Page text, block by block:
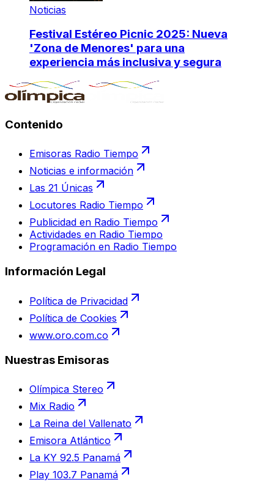
Noticias
Festival Estéreo Picnic 2025: Nueva
'Zona de Menores' para una
experiencia más inclusiva y segura
Contenido
Emisoras Radio Tiempo
Noticias e información
Las 21 Únicas
Locutores Radio Tiempo
Publicidad en Radio Tiempo
Actividades en Radio Tiempo
Programación en Radio Tiempo
Información Legal
Política de Privacidad
Política de Cookies
www.oro.com.co
Nuestras Emisoras
Olímpica Stereo
Mix Radio
La Reina del Vallenato
Emisora Atlántico
La KY 92.5 Panamá
Play 103.7 Panamá